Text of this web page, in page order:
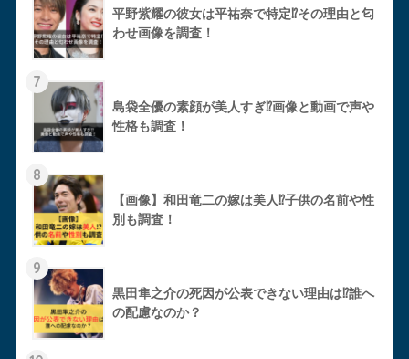
平野紫耀の彼女は平祐奈で特定⁉︎その理由と匂
わせ画像を調査！
7
島袋全優の素顔が美人すぎ⁉︎画像と動画で声や
性格も調査！
8
【画像】和田竜二の嫁は美人⁉︎子供の名前や性
別も調査！
9
黒田隼之介の死因が公表できない理由は⁉︎誰へ
の配慮なのか？